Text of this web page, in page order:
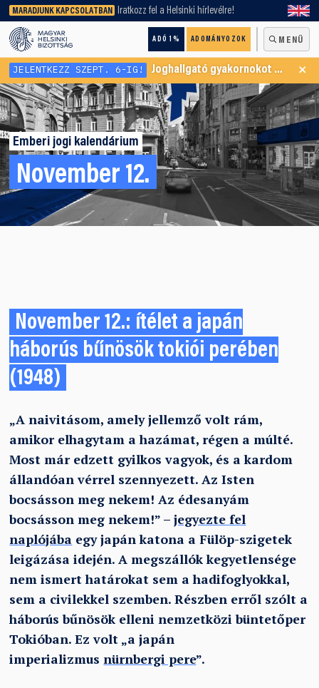
MARADJUNK KAPCSOLATBAN Iratkozz fel a Helsinki hírlevélre!
ADÓ 1% ADOMÁNYOZOK MENÜ
keresőnket!
JELENTKEZZ SZEPT. 6-IG! Joghallgató gyakornokot keresünk Menekültügyi Programunkba ×
Emberi jogi kalendárium
November 12.
November 12.: ítélet a japán
háborús bűnösök tokiói perében
(1948)
„A naivitásom, amely jellemző volt rám,
amikor elhagytam a hazámat, régen a múlté.
Most már edzett gyilkos vagyok, és a kardom
állandóan vérrel szennyezett. Az Isten
bocsásson meg nekem! Az édesanyám
bocsásson meg nekem!” –jegyezte fel
naplójába egy japán katona a Fülöp-szigetek
leigázása idején. A megszállók kegyetlensége
nem ismert határokat sem a hadifoglyokkal,
sem a civilekkel szemben. Részben erről szólt a
háborús bűnösök elleni nemzetközi büntetőper
Tokióban. Ez volt „a japán
imperializmusnürnbergi pere”.